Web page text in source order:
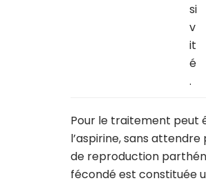
si
v
it
é
.
Pour le traitement peut
l’aspirine, sans
de reproduction
fécondé est constituée